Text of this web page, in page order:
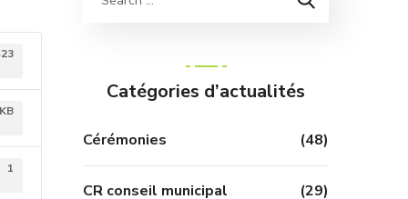
1
Catégories d’actualités
Cérémonies (48)
CR conseil municipal (29)